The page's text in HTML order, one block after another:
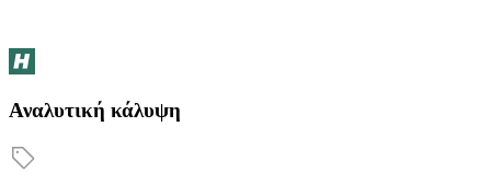
Αναλυτική κάλυψη